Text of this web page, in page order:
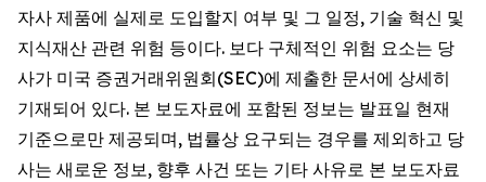
자사 제품에 실제로 도입할지 여부 및 그 일정, 기술 혁신 및
지식재산 관련 위험 등이다. 보다 구체적인 위험 요소는 당
사가 미국 증권거래위원회(SEC)에 제출한 문서에 상세히
기재되어 있다. 본 보도자료에 포함된 정보는 발표일 현재
기준으로만 제공되며, 법률상 요구되는 경우를 제외하고 당
사는 새로운 정보, 향후 사건 또는 기타 사유로 본 보도자료